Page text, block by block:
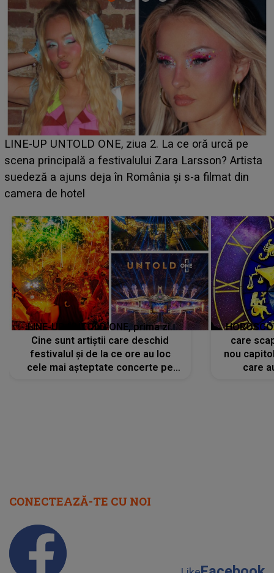
ce oră urcă pe
Larsson? Artista
și s-a filmat din
Ce a dezvăluit noua concurentă
luat prin surprindere pe Emanuel.
BĂIATUL VIZAT de Alexandra?!
LINE-UP UNTOLD ONE, prima zi.
Cine sunt artiștii care deschid
festivalul și de la ce ore au loc
cele mai așteptate concerte pe
care
nou
care
CONECTEAZĂ-TE CU NOI